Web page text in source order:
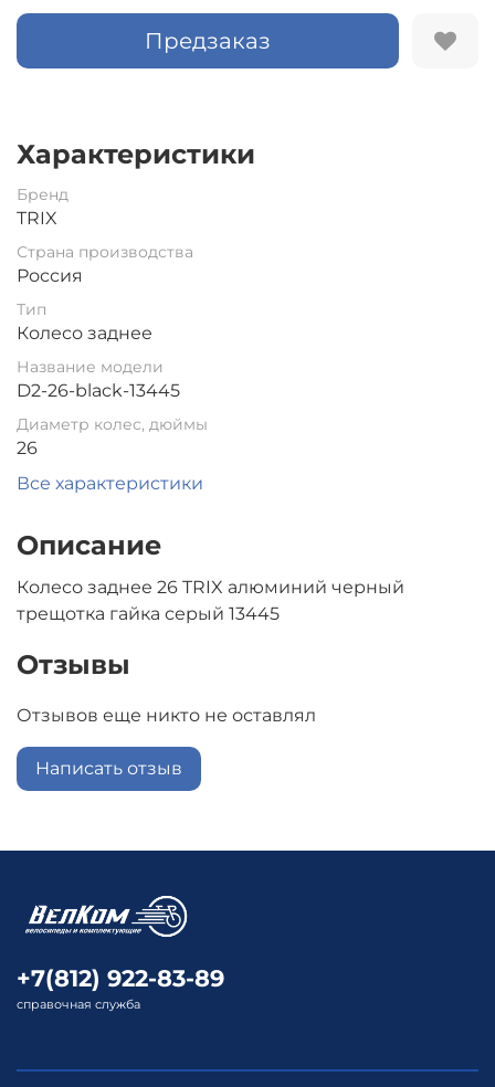
Предзаказ
Характеристики
Бренд
TRIX
Страна производства
Россия
Тип
Колесо заднее
Название модели
D2-26-black-13445
Диаметр колес, дюймы
26
Все характеристики
Описание
Колесо заднее 26 TRIX алюминий черный
трещотка гайка серый 13445
Отзывы
Отзывов еще никто не оставлял
Написать отзыв
+7(812) 922-83-89
справочная служба